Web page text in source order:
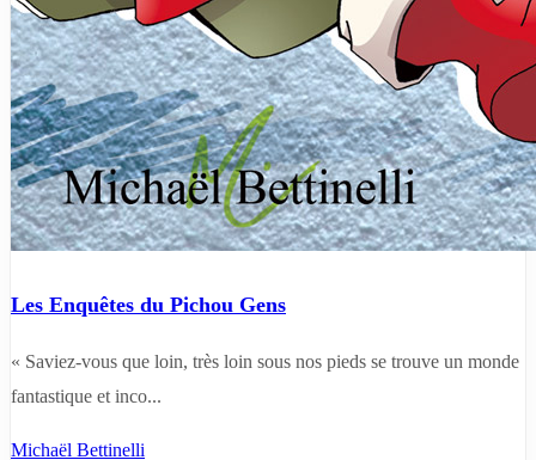
Les Enquêtes du Pichou Gens
« Saviez-vous que loin, très loin sous nos pieds se trouve un monde
fantastique et inco...
Michaël Bettinelli